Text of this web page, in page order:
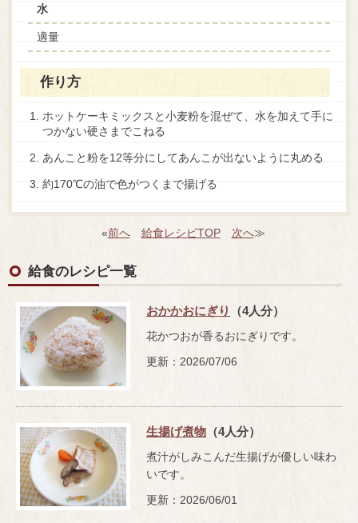
水
適量
作り方
ホットケーキミックスと小麦粉を混ぜて、水を加えて手に
つかない硬さまでこねる
あんこと粉を12等分にしてあんこが出ないように丸める
約170℃の油で色がつくまで揚げる
«前へ 給食レシピTOP 次へ≫
給食のレシピ一覧
おかかおにぎり （4人分）
花かつおが香るおにぎりです。
更新：2026/07/06
生揚げ煮物 （4人分）
煮汁がしみこんだ生揚げが優しい味わ
いです。
更新：2026/06/01